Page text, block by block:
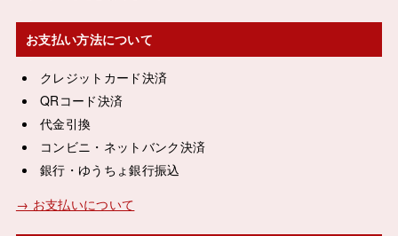
お支払い方法について
クレジットカード決済
QRコード決済
代金引換
コンビニ・ネットバンク決済
銀行・ゆうちょ銀行振込
→ お支払いについて